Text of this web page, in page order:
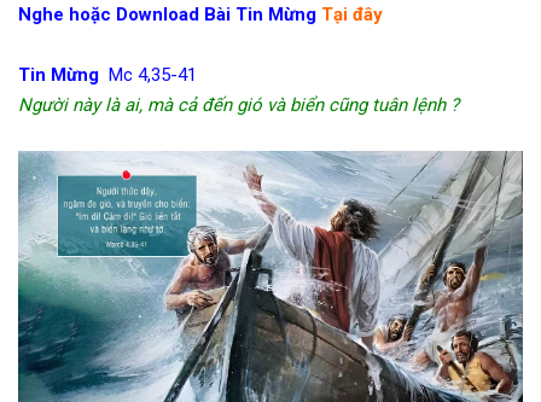
Nghe hoặc Download Bài Tin Mừng Tại đây
Tin Mừng Mc 4,35-41
Người này là ai, mà cả đến gió và biển cũng tuân lệnh ?